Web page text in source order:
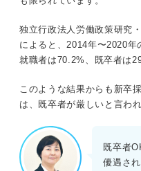
独立行政法人労働政策研究
によると、2014年〜2020
就職者は70.2%、既卒者は
このような結果からも新卒
は、既卒者が厳しいと言わ
既卒者
優遇さ